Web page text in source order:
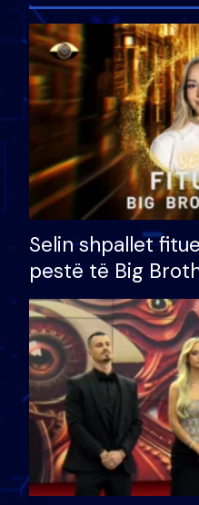
Selin shpallet
pestë të Big
çmimin e madh